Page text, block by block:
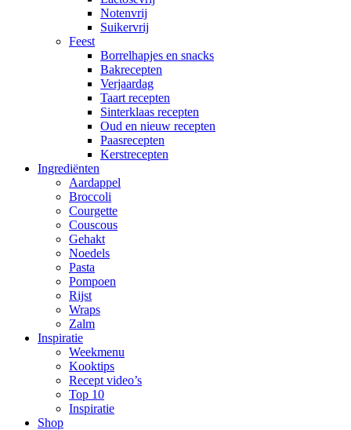
Notenvrij
Suikervrij
Feest
Borrelhapjes en snacks
Bakrecepten
Verjaardag
Taart recepten
Sinterklaas recepten
Oud en nieuw recepten
Paasrecepten
Kerstrecepten
Ingrediënten
Aardappel
Broccoli
Courgette
Couscous
Gehakt
Noedels
Pasta
Pompoen
Rijst
Wraps
Zalm
Inspiratie
Weekmenu
Kooktips
Recept video’s
Top 10
Inspiratie
Shop